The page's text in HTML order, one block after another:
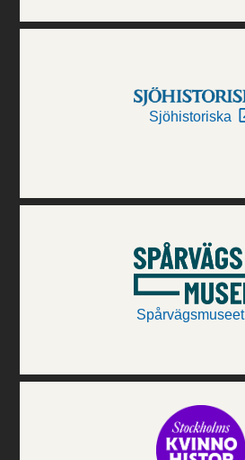
Sjöhistoriska
Spårvägsmuseet